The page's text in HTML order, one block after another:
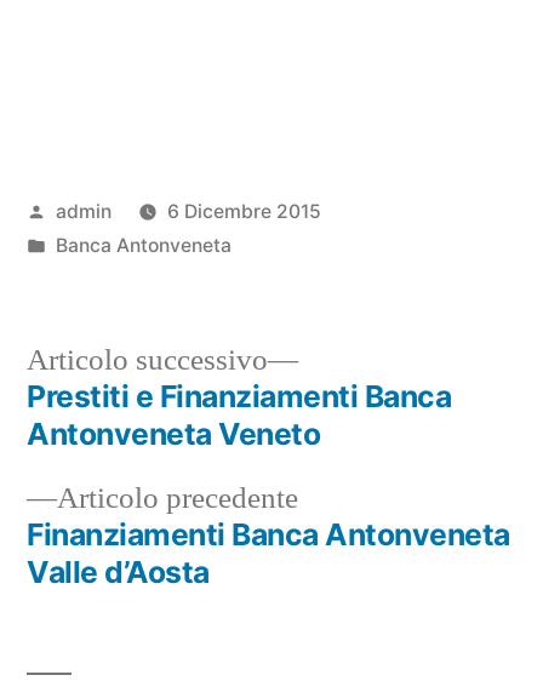
Pubblicato
da
admin
6 Dicembre 2015
Pubblicato
Banca Antonveneta
Navigazione
articoli
Articolo precedenteArticolo
precedente:
Finanziamenti Banca Antonveneta
Valle d’Aosta
Articolo successivo
Articolo
successivo:
Prestiti e Finanziamenti Banca
Antonveneta Veneto